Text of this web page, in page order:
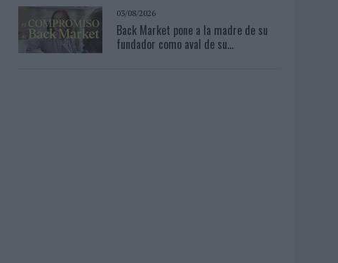
03/08/2026
Back Market pone a la madre de su
fundador como aval de su...